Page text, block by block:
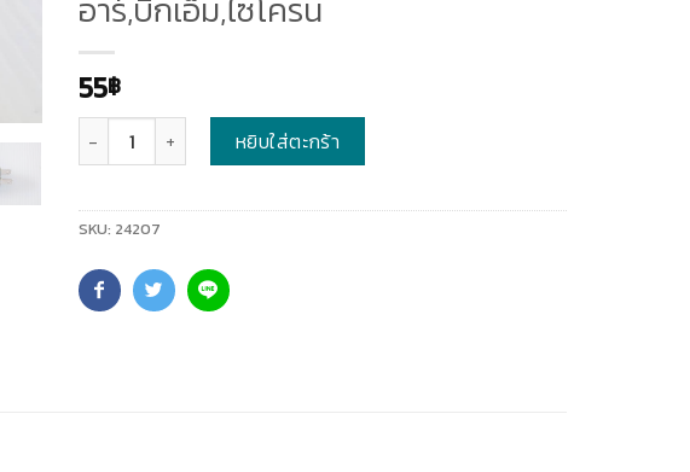
อาร์,บิ๊กเอ็ม,ไซโครน
55฿
หยิบใส่ตะกร้า
SKU: 24207